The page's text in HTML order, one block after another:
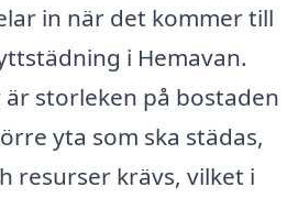
in när det kommer till
i Hemavan.
storleken på bostaden
yta som ska städas,
resurser krävs, vilket i